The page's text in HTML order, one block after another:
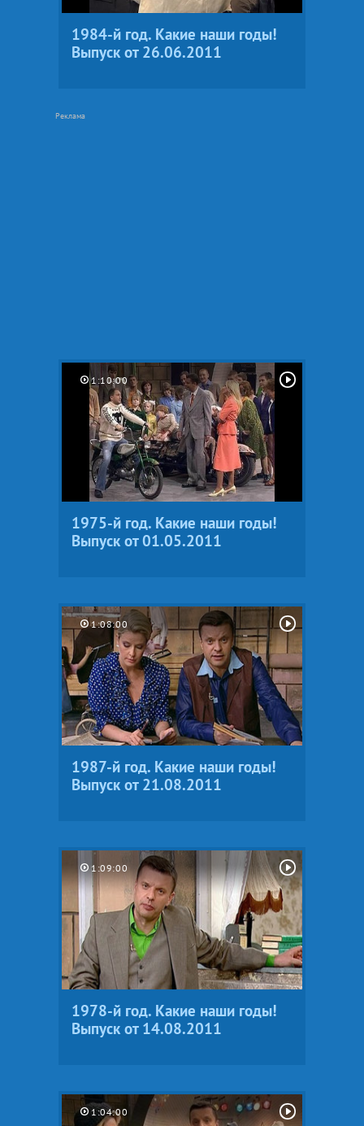
1984-й год. Какие наши годы!
Выпуск от 26.06.2011
1:10:00
1975-й год. Какие наши годы!
Выпуск от 01.05.2011
1:08:00
1987-й год. Какие наши годы!
Выпуск от 21.08.2011
1:09:00
1978-й год. Какие наши годы!
Выпуск от 14.08.2011
1:04:00